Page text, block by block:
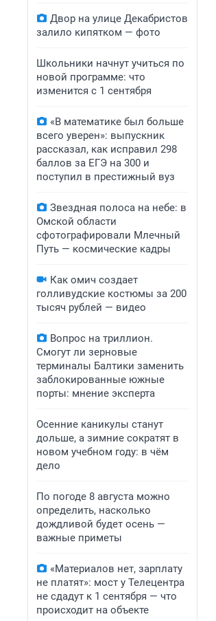
Двор на улице Декабристов
залило кипятком — фото
Школьники начнут учиться по
новой программе: что
изменится с 1 сентября
«В математике был больше
всего уверен»: выпускник
рассказал, как исправил 298
баллов за ЕГЭ на 300 и
поступил в престижный вуз
Звездная полоса на небе: в
Омской области
сфотографировали Млечный
Путь — космические кадры
Как омич создает
голливудские костюмы за 200
тысяч рублей — видео
Вопрос на триллион.
Смогут ли зерновые
терминалы Балтики заменить
заблокированные южные
порты: мнение эксперта
Осенние каникулы станут
дольше, а зимние сократят в
новом учебном году: в чём
дело
По погоде 8 августа можно
определить, насколько
дождливой будет осень —
важные приметы
«Материалов нет, зарплату
не платят»: мост у Телецентра
не сдадут к 1 сентября — что
происходит на объекте